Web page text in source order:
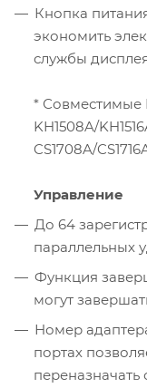
Кнопка
экономить
службы
* Совместимые
KH1508A/
CS1708A/
Управление
До 64
параллельных
Функция
могут
Номер
портах